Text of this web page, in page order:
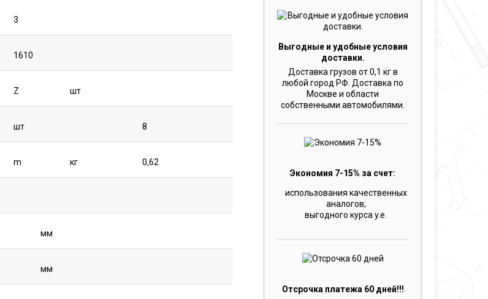
3
1610
Z шт
шт 8
m кг 0,62
мм
мм
Выгодные и удобные условия
доставки.
Доставка грузов от 0,1 кг в
любой город РФ. Доставка по
Москве и области
собственными автомобилями.
Экономия 7-15% за счет:
использования качественных
аналогов;
выгодного курса y.e.
Отсрочка платежа 60 дней!!!